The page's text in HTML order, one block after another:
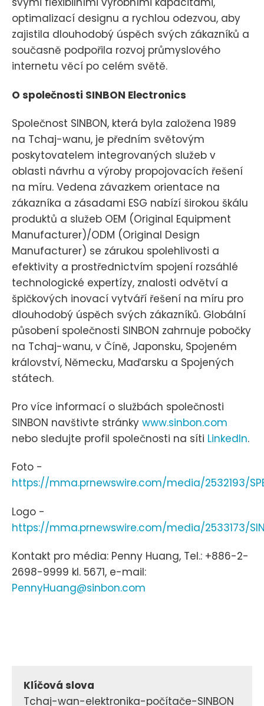
optimalizací designu a rychlou odezvou, aby
zajistila dlouhodobý úspěch svých zákazníků a
současně podpořila rozvoj průmyslového
internetu věcí po celém světě.
O společnosti SINBON Electronics
Společnost SINBON, která byla založena 1989
na Tchaj-wanu, je předním světovým
poskytovatelem integrovaných služeb v
oblasti návrhu a výroby propojovacích řešení
na míru. Vedena závazkem orientace na
zákazníka a zásadami ESG nabízí širokou škálu
produktů a služeb OEM (Original Equipment
Manufacturer)/ODM (Original Design
Manufacturer) se zárukou spolehlivosti a
efektivity a prostřednictvím spojení rozsáhlé
technologické expertízy, znalosti odvětví a
špičkových inovací vytváří řešení na míru pro
dlouhodobý úspěch svých zákazníků. Globální
působení společnosti SINBON zahrnuje pobočky
na Tchaj-wanu, v Číně, Japonsku, Spojeném
království, Německu, Maďarsku a Spojených
státech.
Pro více informací o službách společnosti
SINBON navštivte stránky www.sinbon.com
nebo sledujte profil společnosti na síti LinkedIn.
Foto -
https://mma.prnewswire.com/media/2532193/
Logo -
https://mma.prnewswire.com/media/2533173/
Kontakt pro média: Penny Huang, Tel.: +886-2-
2698-9999 kl. 5671, e-mail:
PennyHuang@sinbon.com
Klíčová slova
Tchaj-wan-elektronika-počítače-SINBON